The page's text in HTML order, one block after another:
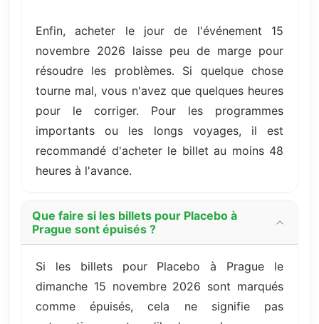
Enfin, acheter le jour de l'événement 15
novembre 2026 laisse peu de marge pour
résoudre les problèmes. Si quelque chose
tourne mal, vous n'avez que quelques heures
pour le corriger. Pour les programmes
importants ou les longs voyages, il est
recommandé d'acheter le billet au moins 48
heures à l'avance.
Que faire si les billets pour Placebo à
Prague sont épuisés ?
Si les billets pour Placebo à Prague le
dimanche 15 novembre 2026 sont marqués
comme épuisés, cela ne signifie pas